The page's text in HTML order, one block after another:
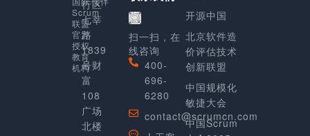
行区
七莘
路
1839
号财
富
108
广场
北楼
Scrum
联盟
官方
授权
教育
机构
扫一扫，在
线咨询
400-
696-
6280
contact@scrumcn.com
开源中国
北京软件造
价评估技术
创新联盟
中国规模化
敏捷大会
中国Scrum